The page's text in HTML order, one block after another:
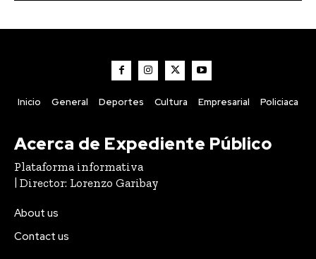
Inicio General Deportes Cultura Empresarial Policiaca
Acerca de Expediente Público
Plataforma informativa
| Director: Lorenzo Garibay
About us
Contact us